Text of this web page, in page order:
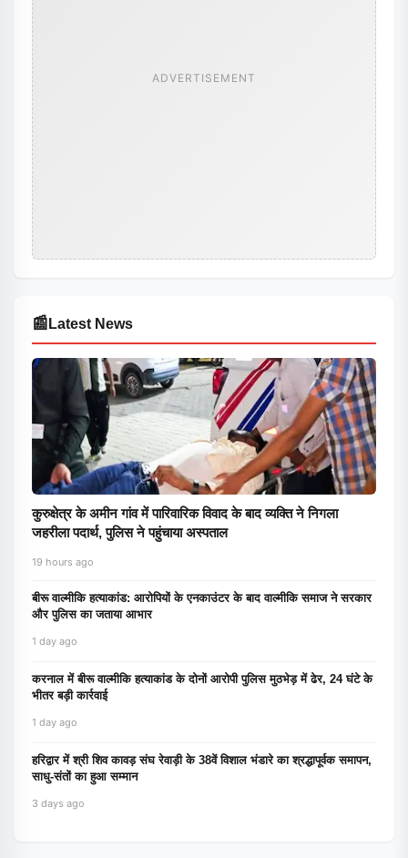
ADVERTISEMENT
📰 Latest News
कुरुक्षेत्र के अमीन गांव में पारिवारिक विवाद के बाद व्यक्ति ने निगला
जहरीला पदार्थ, पुलिस ने पहुंचाया अस्पताल
19 hours ago
बीरू वाल्मीकि हत्याकांड: आरोपियों के एनकाउंटर के बाद वाल्मीकि समाज ने सरकार
और पुलिस का जताया आभार
1 day ago
करनाल में बीरू वाल्मीकि हत्याकांड के दोनों आरोपी पुलिस मुठभेड़ में ढेर, 24 घंटे के
भीतर बड़ी कार्रवाई
1 day ago
हरिद्वार में श्री शिव कावड़ संघ रेवाड़ी के 38वें विशाल भंडारे का श्रद्धापूर्वक समापन,
साधु-संतों का हुआ सम्मान
3 days ago